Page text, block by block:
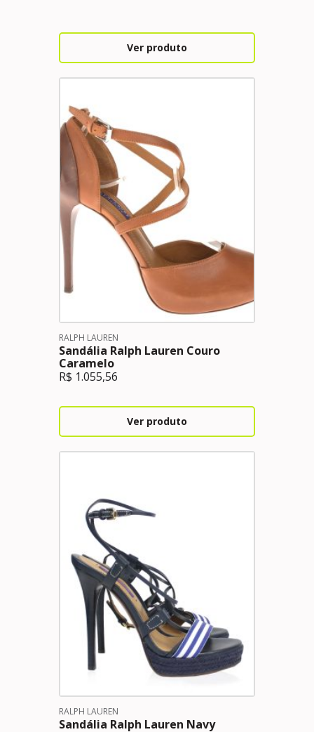
Ver produto
RALPH LAUREN
Sandália Ralph Lauren Couro
Caramelo
R$ 1.055,56
Ver produto
RALPH LAUREN
Sandália Ralph Lauren Navy